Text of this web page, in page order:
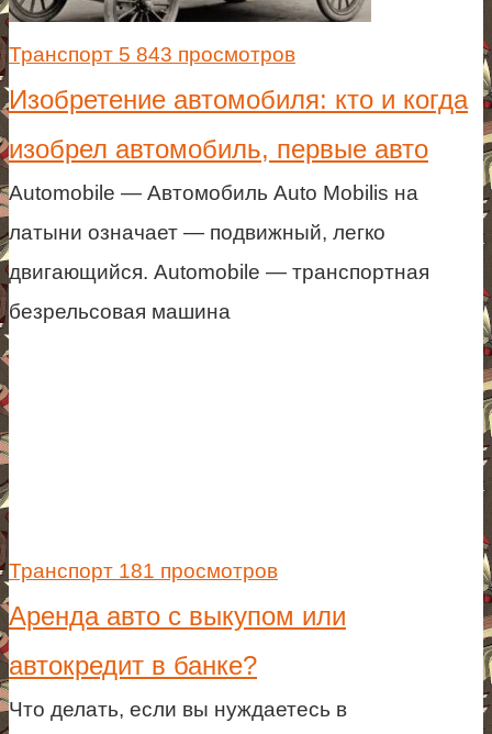
Транспорт 5 843 просмотров
Изобретение автомобиля: кто и когда
изобрел автомобиль, первые авто
Automobile — Автомобиль Auto Mobilis на
латыни означает — подвижный, легко
двигающийся. Automobile — транспортная
безрельсовая машина
Транспорт 181 просмотров
Аренда авто с выкупом или
автокредит в банке?
Что делать, если вы нуждаетесь в